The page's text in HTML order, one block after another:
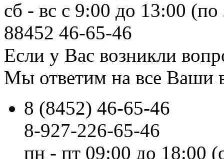
сб - вс с 9:00 до 13:00 (по
88452 46-65-46
Если у Вас возникли
Мы ответим на все Ваши
8 (8452) 46-65-46
8-927-226-65-46
пн - пт 09:00 до 18:00